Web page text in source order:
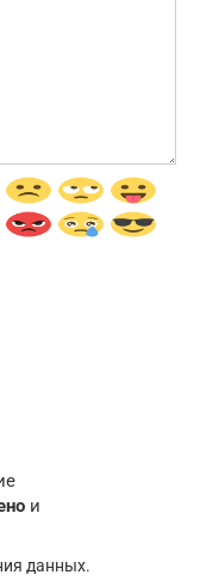
и
данных.